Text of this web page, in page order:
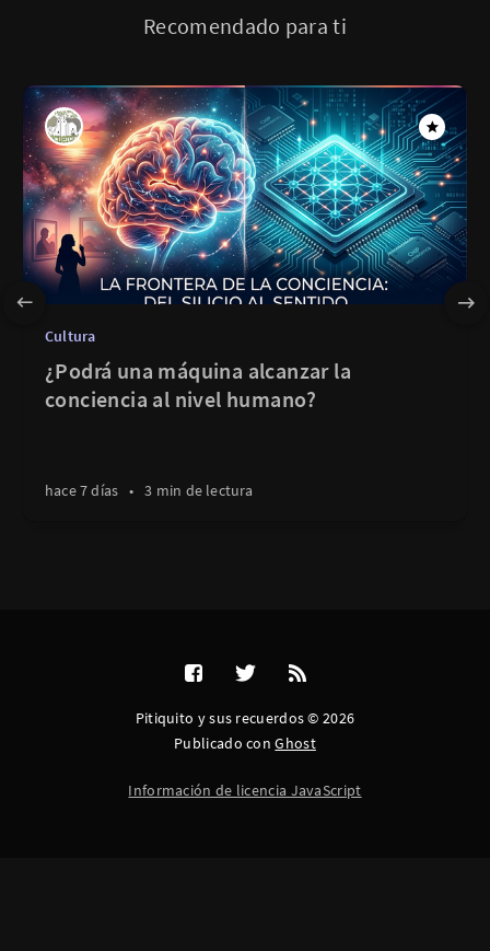
Recomendado para ti
Cultura
¿Podrá una máquina alcanzar la
conciencia al nivel humano?
hace 7 días • 3 min de lectura
Pitiquito y sus recuerdos © 2026
Publicado conGhost
Información de licencia JavaScript